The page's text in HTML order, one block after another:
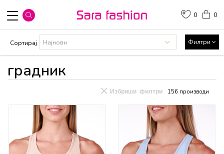
0
0
градник
Сортирај Филтри
156 производи
Избриши филтри